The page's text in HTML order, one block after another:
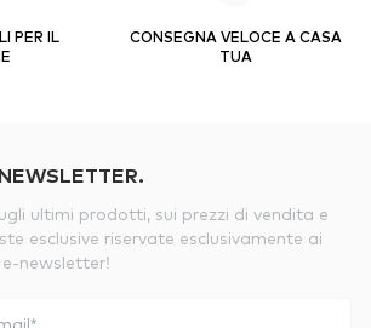
PER IL
CONSEGNA VELOCE A CASA
TUA
ultimi prodotti, sui prezzi di vendita e
esclusive riservate esclusivamente ai
newsletter!